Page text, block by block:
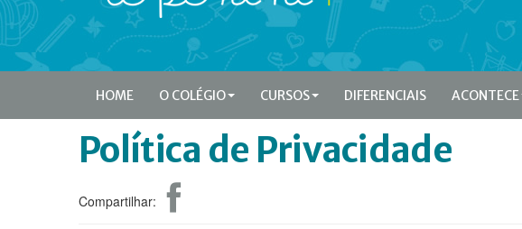
HOME O COLÉGIO CURSOS DIFERENCIAIS ACONTECE
Política de Privacidade
Compartilhar: